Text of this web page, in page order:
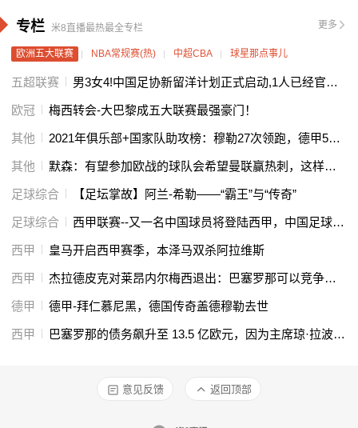
专栏 米8直播最热最全专栏 更多
欧洲五大联赛 NBA常规赛(热) 中超CBA 球星那点事儿
五超联赛 男3女4!中国足协新留洋计划正式启动,1人已经官宣加盟欧洲豪门
欧冠 梅西转会-大巴黎成五大联赛最强豪门！
其他 2021年俱乐部+国家队助攻榜：穆勒27次领跑，德甲5将上榜
其他 默森：有望参加欧战的球队会希望曼联赢热刺，这样索帅才会留下
足球综合 【足坛掌故】阿兰-希勒——“霸王”与“传奇”
足球综合 西甲联赛--又一名中国球员将登陆西甲，中国足球正在蓬勃发展！
西甲 皇马开启西甲赛季，本泽马双杀阿拉维斯
西甲 杰拉德皮克对莱昂内尔梅西退出：巴塞罗那可以竞争，没有他也能玩得开心
德甲 德甲-拜仁慕尼黑，德国传奇盖德穆勒去世
西甲 巴塞罗那的债务飙升至 13.5 亿欧元，因为主席琼·拉波尔塔 (Joan Laporta) 斥责前任的“谎言”
意见反馈 返回顶部